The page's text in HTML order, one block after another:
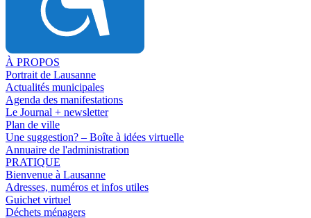
À PROPOS
Portrait de Lausanne
Actualités municipales
Agenda des manifestations
Le Journal + newsletter
Plan de ville
Une suggestion? – Boîte à idées virtuelle
Annuaire de l'administration
PRATIQUE
Bienvenue à Lausanne
Adresses, numéros et infos utiles
Guichet virtuel
Déchets ménagers